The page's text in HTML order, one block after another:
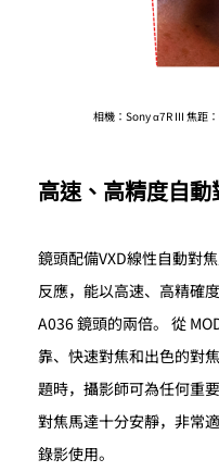
相機：Sony α7R III 焦距
高速、高精度自
鏡頭配備VXD線性自動對
反應，能以高速、高精確
A036 鏡頭的兩倍。 從
靠、快速對焦和出色的對
題時，攝影師可為任何重
對焦馬達十分安靜，非常
錄影使用。